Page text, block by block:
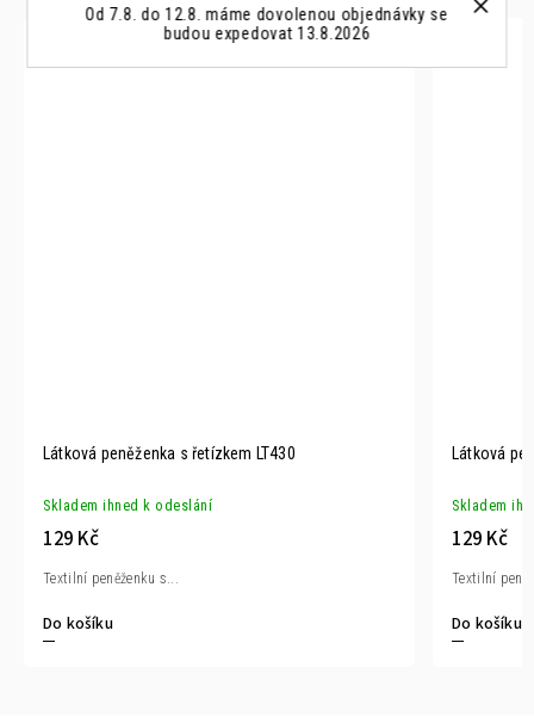
Od 7.8. do 12.8. máme dovolenou objednávky se
budou expedovat 13.8.2026
Látková peněženka s řetízkem LT430
Skladem ihned k odeslání
129 Kč
Do košíku
Textilní peněženku s...
Látková
Skladem
129 Kč
Do košíku
Textilní